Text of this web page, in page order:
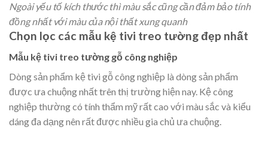
Ngoài yếu tố kích thước thì màu sắc cũng cần đảm bảo tính
đồng nhất với màu của nội thất xung quanh
Chọn lọc các mẫu kệ tivi treo tường đẹp nhất
Mẫu kệ tivi treo tường gỗ công nghiệp
Dòng sản phẩm kệ tivi gỗ công nghiệp là dòng sản phẩm
được ưa chuộng nhất trên thị trường hiện nay. Kệ công
nghiệp thường có tính thẩm mỹ rất cao với màu sắc và kiểu
dáng đa dạng nên rất được nhiều gia chủ ưa chuộng.